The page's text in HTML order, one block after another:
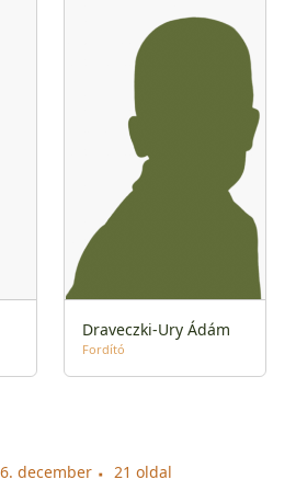
Draveczki-Ury Ádám
Fordító
december
21 oldal